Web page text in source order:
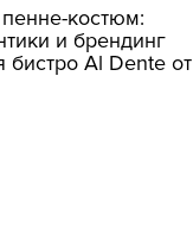
пенне-костюм:
и брендинг
бистро Al Dente от